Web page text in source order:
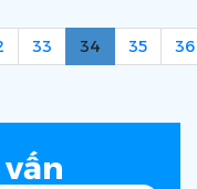
33 34 35 36